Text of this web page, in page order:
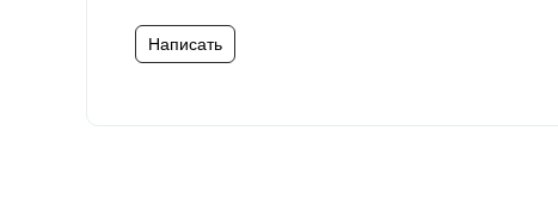
Написать